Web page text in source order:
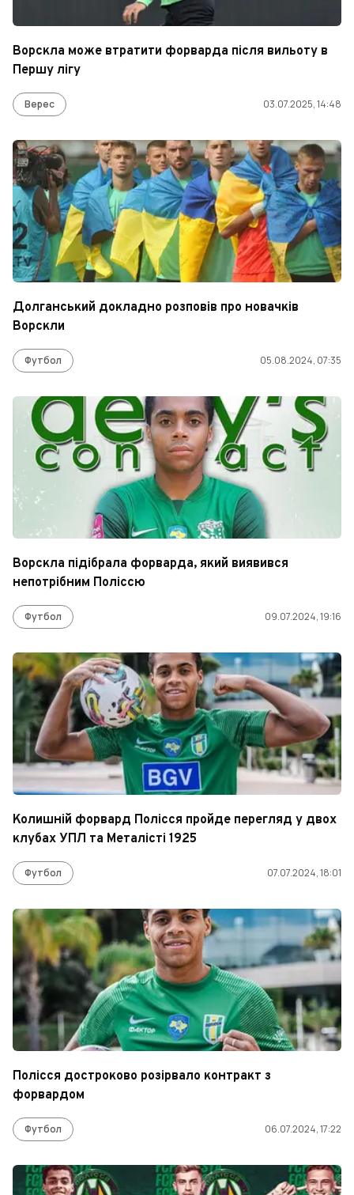
Ворскла може втратити форварда після вильоту в
Першу лігу
Верес 03.07.2025, 14:48
Долганський докладно розповів про новачків
Ворскли
Футбол 05.08.2024, 07:35
Ворскла підібрала форварда, який виявився
непотрібним Поліссю
Футбол 09.07.2024, 19:16
Колишній форвард Полісся пройде перегляд у двох
клубах УПЛ та Металісті 1925
Футбол 07.07.2024, 18:01
Полісся достроково розірвало контракт з
форвардом
Футбол 06.07.2024, 17:22